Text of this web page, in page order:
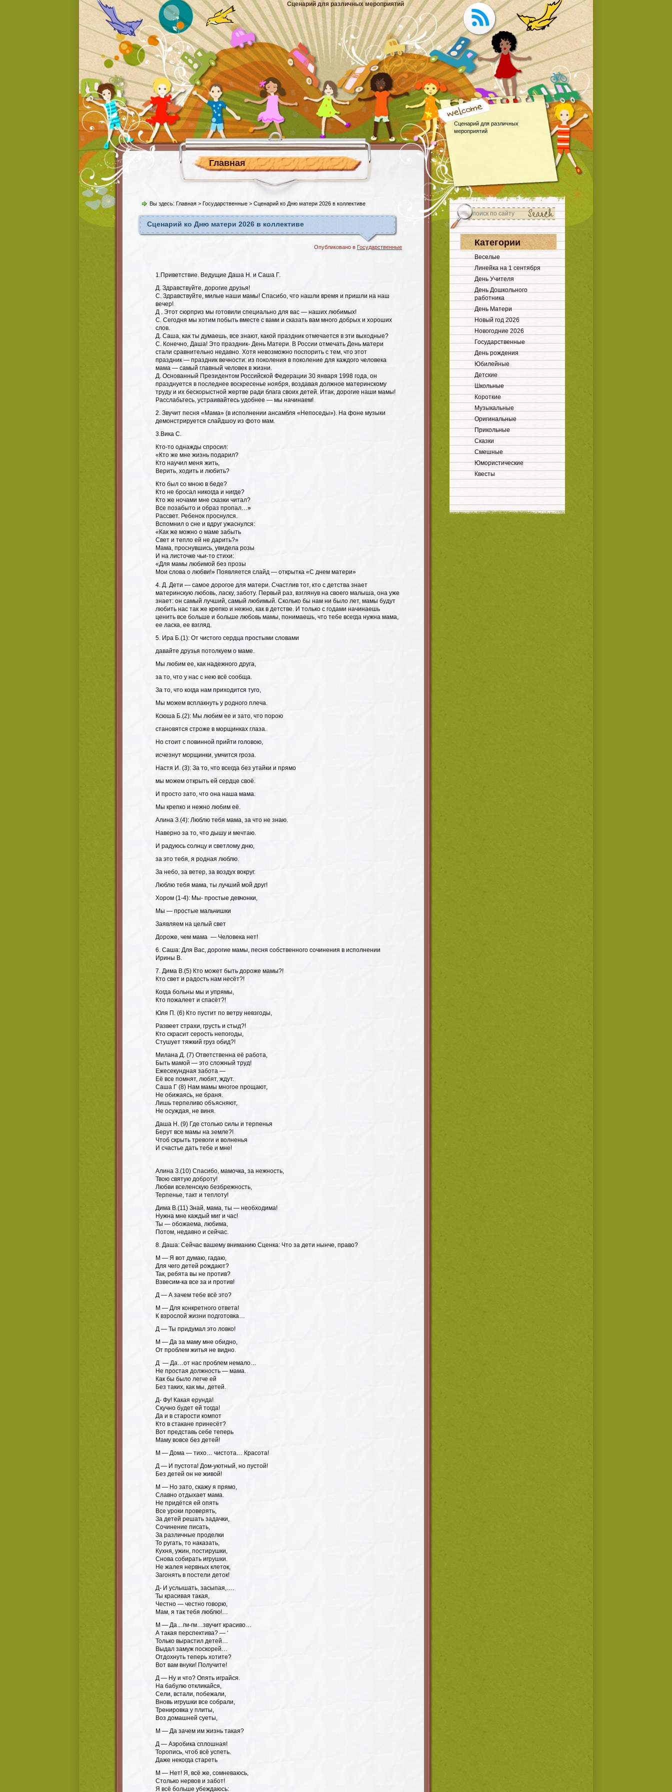
Сценарий для различных мероприятий
Главная
Сценарий для различных
мероприятий
Вы здесь: Главная > Государственные > Сценарий ко Дню матери 2026 в коллективе
Сценарий ко Дню матери 2026 в коллективе
Опубликовано в Государственные
1.Приветствие. Ведущие Даша Н. и Саша Г.
Д. Здравствуйте, дорогие друзья!
С. Здравствуйте, милые наши мамы! Спасибо, что нашли время и пришли на наш
вечер!
Д . Этот сюрприз мы готовили специально для вас — наших любимых!
С. Сегодня мы хотим побыть вместе с вами и сказать вам много добрых и хороших
слов.
Д. Саша, как ты думаешь, все знают, какой праздник отмечается в эти выходные?
С. Конечно, Даша! Это праздник- День Матери. В России отмечать День матери
стали сравнительно недавно. Хотя невозможно поспорить с тем, что этот
праздник — праздник вечности: из поколения в поколение для каждого человека
мама — самый главный человек в жизни.
Д. Основанный Президентом Российской Федерации 30 января 1998 года, он
празднуется в последнее воскресенье ноября, воздавая должное материнскому
труду и их бескорыстной жертве ради блага своих детей. Итак, дорогие наши мамы!
Расслабьтесь, устраивайтесь удобнее — мы начинаем!
2. Звучит песня «Мама» (в исполнении ансамбля «Непоседы»). На фоне музыки
демонстрируется слайдшоу из фото мам.
3.Вика С.
Кто-то однажды спросил:
«Кто же мне жизнь подарил?
Кто научил меня жить,
Верить, ходить и любить?
Кто был со мною в беде?
Кто не бросал никогда и нигде?
Кто же ночами мне сказки читал?
Все позабыто и образ пропал…»
Рассвет. Ребенок проснулся.
Вспомнил о сне и вдруг ужаснулся:
«Как же можно о маме забыть
Свет и тепло ей не дарить?»
Мама, проснувшись, увидела розы
И на листочке чьи-то стихи:
«Для мамы любимой без прозы
Мои слова о любви!» Появляется слайд — открытка «С днем матери»
4. Д. Дети — самое дорогое для матери. Счастлив тот, кто с детства знает
материнскую любовь, ласку, заботу. Первый раз, взглянув на своего малыша, она уже
знает: он самый лучший, самый любимый. Сколько бы нам ни было лет, мамы будут
любить нас так же крепко и нежно, как в детстве. И только с годами начинаешь
ценить все больше и больше любовь мамы, понимаешь, что тебе всегда нужна мама,
ее ласка, ее взгляд.
5. Ира Б.(1): От чистого сердца простыми словами
давайте друзья потолкуем о маме.
Мы любим ее, как надежного друга,
за то, что у нас с нею всё сообща.
За то, что когда нам приходится туго,
Мы можем всплакнуть у родного плеча.
Ксюша Б.(2): Мы любим ее и зато, что порою
становятся строже в морщинках глаза.
Но стоит с повинной прийти головою,
исчезнут морщинки, умчится гроза.
Настя И. (3): За то, что всегда без утайки и прямо
мы можем открыть ей сердце своё.
И просто зато, что она наша мама.
Мы крепко и нежно любим её.
Алина З.(4): Люблю тебя мама, за что не знаю.
Наверно за то, что дышу и мечтаю.
И радуюсь солнцу и светлому дню,
за это тебя, я родная люблю.
За небо, за ветер, за воздух вокруг.
Люблю тебя мама, ты лучший мой друг!
Хором (1-4): Мы- простые девчонки,
Мы — простые мальчишки
Заявляем на целый свет
Дороже, чем мама — Человека нет!
6. Саша: Для Вас, дорогие мамы, песня собственного сочинения в исполнении
Ирины В.
7. Дима В.(5) Кто может быть дороже мамы?!
Кто свет и радость нам несёт?!
Когда больны мы и упрямы,
Кто пожалеет и спасёт?!
Юля П. (6) Кто пустит по ветру невзгоды,
Развеет страхи, грусть и стыд?!
Кто скрасит серость непогоды,
Стушует тяжкий груз обид?!
Милана Д. (7) Ответственна её работа,
Быть мамой — это сложный труд!
Ежесекундная забота —
Её все помнят, любят, ждут.
Саша Г (8) Нам мамы многое прощают,
Не обижаясь, не браня.
Лишь терпеливо объясняют,
Не осуждая, не виня.
Даша Н. (9) Где столько силы и терпенья
Берут все мамы на земле?!
Чтоб скрыть тревоги и волненья
И счастье дать тебе и мне!
Алина З.(10) Спасибо, мамочка, за нежность,
Твою святую доброту!
Любви вселенскую безбрежность,
Терпенье, такт и теплоту!
Дима В.(11) Знай, мама, ты — необходима!
Нужна мне каждый миг и час!
Ты — обожаема, любима,
Потом, недавно и сейчас.
8. Даша: Сейчас вашему вниманию Сценка: Что за дети нынче, право?
М — Я вот думаю, гадаю,
Для чего детей рождают?
Так, ребята вы не против?
Взвесим-ка все за и против!
Д — А зачем тебе всё это?
М — Для конкретного ответа!
К взрослой жизни подготовка…
Д — Ты придумал это ловко!
М — Да за маму мне обидно,
От проблем житья не видно.
Д — Да…от нас проблем немало…
Не простая должность — мама.
Как бы было легче ей
Без таких, как мы, детей.
Д- Фу! Какая ерунда!
Скучно будет ей тогда!
Да и в старости компот
Кто в стакане принесёт?
Вот представь себе теперь
Маму вовсе без детей!
М — Дома — тихо… чистота… Красота!
Д — И пустота! Дом-уютный, но пустой!
Без детей он не живой!
М — Но зато, скажу я прямо,
Славно отдыхает мама.
Не придётся ей опять
Все уроки проверять,
За детей решать задачки,
Сочинение писать,
За различные проделки
То ругать, то наказать,
Кухня, ужин, постирушки,
Снова собирать игрушки.
Не жалея нервных клеток,
Загонять в постели деток!
Д- И услышать, засыпая,….
Ты красивая такая,
Честно — честно говорю,
Мам, я так тебя люблю!…
М — Да…гм-гм…звучит красиво…
А такая перспектива? — ‘
Только вырастил детей…
Выдал замуж поскорей…
Отдохнуть теперь хотите?
Вот вам внуки! Получите!
Д — Ну и что? Опять играйся.
На бабулю откликайся,
Сели, встали, побежали,
Вновь игрушки все собрали,
Тренировка у плиты,
Воз домашней суеты,
М — Да зачем им жизнь такая?
Д — Аэробика сплошная!
Торопись, чтоб всё успеть.
Даже некогда стареть
М — Нет! Я, всё же, сомневаюсь,
Столько нервов и забот!
Я всё больше убеждаюсь:
Категории
Веселые
Линейка на 1 сентября
День Учителя
День Дошкольного
работника
День Матери
Новый год 2026
Новогодние 2026
Государственные
День рождения
Юбилейные
Детские
Школьные
Короткие
Музыкальные
Оригинальные
Прикольные
Сказки
Смешные
Юмористические
Квесты